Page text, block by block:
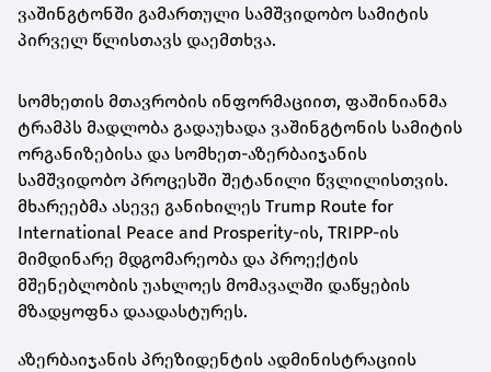
ვაშინგტონში გამართული სამშვიდობო სამიტის
პირველ წლისთავს დაემთხვა.
სომხეთის მთავრობის ინფორმაციით, ფაშინიანმა
ტრამპს მადლობა გადაუხადა ვაშინგტონის სამიტის
ორგანიზებისა და სომხეთ-აზერბაიჯანის
სამშვიდობო პროცესში შეტანილი წვლილისთვის.
მხარეებმა ასევე განიხილეს Trump Route for
International Peace and Prosperity-ის, TRIPP-ის
მიმდინარე მდგომარეობა და პროექტის
მშენებლობის უახლოეს მომავალში დაწყების
მზადყოფნა დაადასტურეს.
აზერბაიჯანის პრეზიდენტის ადმინისტრაციის